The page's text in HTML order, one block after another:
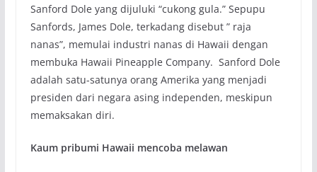
Sanford Dole yang dijuluki “cukong gula.” Sepupu
Sanfords, James Dole, terkadang disebut ” raja
nanas”, memulai industri nanas di Hawaii dengan
membuka Hawaii Pineapple Company. Sanford Dole
adalah satu-satunya orang Amerika yang menjadi
presiden dari negara asing independen, meskipun
memaksakan diri.
Kaum pribumi Hawaii mencoba melawan